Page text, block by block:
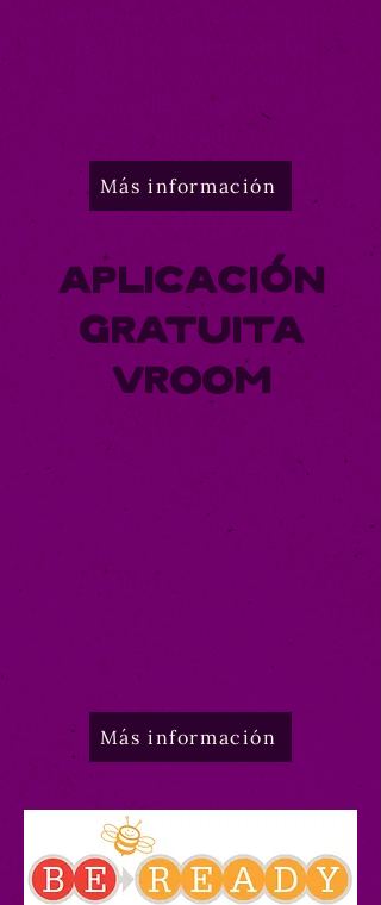
niños de 3 a 5 años con los
recursos en línea de las
Pautas de aprendizaje y
desarrollo temprano de
Colorado.
Más información
Aplicación
gratuita
Vroom
Vroom y obtén consejos de
para niños de hasta cinco
años. Complementa
cualquier actividad con
directamente en tu
dispositivo móvil.
Más información